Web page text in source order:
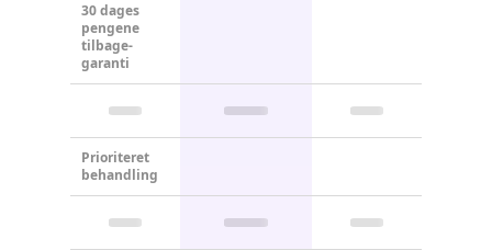
30 dages
pengene
tilbage-
garanti
Prioriteret
behandling